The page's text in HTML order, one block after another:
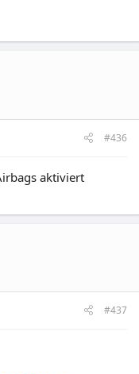
#436
aktiviert
#437